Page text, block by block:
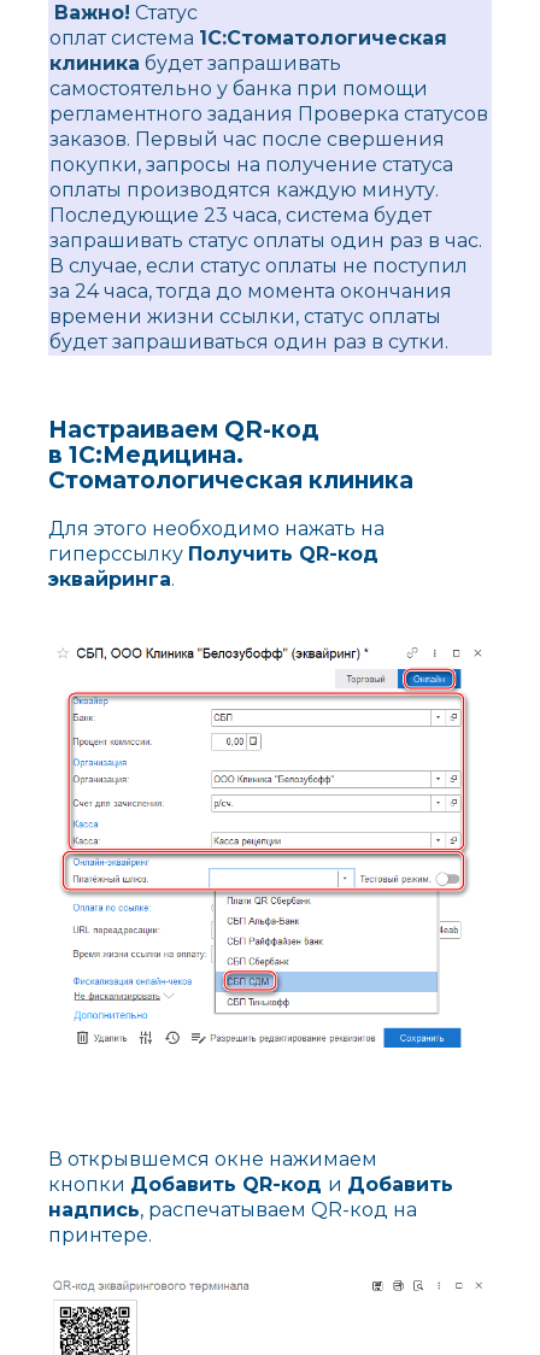
Важно! Статус
оплат система 1С:Стоматологическая
клиника будет запрашивать
самостоятельно у банка при помощи
регламентного задания Проверка статусов
заказов. Первый час после свершения
покупки, запросы на получение статуса
оплаты производятся каждую минуту.
Последующие 23 часа, система будет
запрашивать статус оплаты один раз в час.
В случае, если статус оплаты не поступил
за 24 часа, тогда до момента окончания
времени жизни ссылки, статус оплаты
будет запрашиваться один раз в сутки.
Настраиваем QR-код
в 1С:Медицина.
Стоматологическая клиника
Для этого необходимо нажать на
гиперссылку Получить QR-код
эквайринга.
В открывшемся окне нажимаем
кнопки Добавить QR-код и Добавить
надпись, распечатываем QR-код на
принтере.